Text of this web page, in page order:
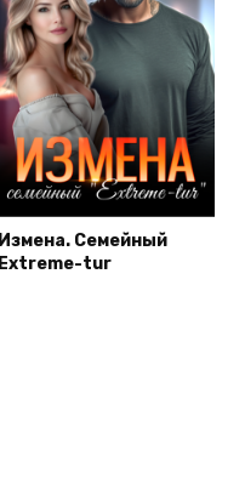
Измена. Семейный
Extreme-tur